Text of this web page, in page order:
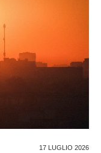
17 LUGLIO 2026